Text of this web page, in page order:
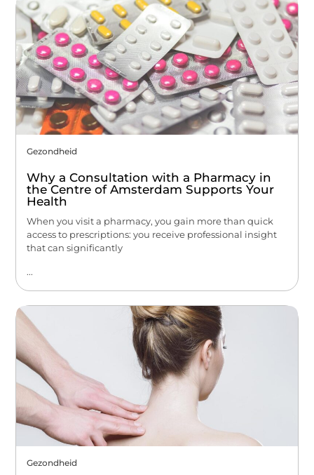
Gezondheid
Why a Consultation with a Pharmacy in
the Centre of Amsterdam Supports Your
Health
When you visit a pharmacy, you gain more than quick
access to prescriptions: you receive professional insight
that can significantly
...
Gezondheid